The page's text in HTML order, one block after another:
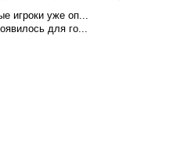
игроки уже оп...
для го...